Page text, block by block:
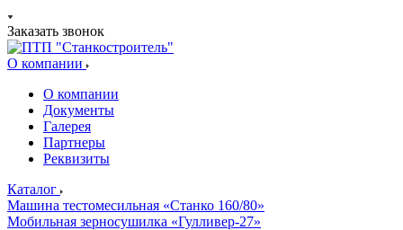
Заказать звонок
О компании
О компании
Документы
Галерея
Партнеры
Реквизиты
Каталог
Машина тестомесильная «Станко 160/80»
Мобильная зерносушилка «Гулливер-27»